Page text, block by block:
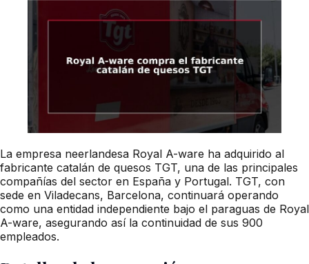
La empresa neerlandesa Royal A-ware ha adquirido al
fabricante catalán de quesos TGT, una de las principales
compañías del sector en España y Portugal. TGT, con
sede en Viladecans, Barcelona, continuará operando
como una entidad independiente bajo el paraguas de Royal
A-ware, asegurando así la continuidad de sus 900
empleados.